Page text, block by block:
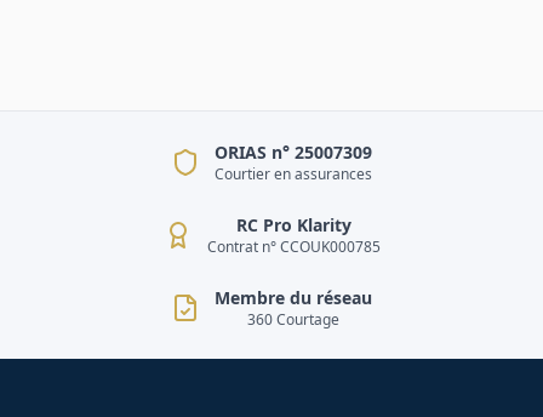
ORIAS n° 25007309
Courtier en assurances
RC Pro Klarity
Contrat n° CCOUK000785
Membre du réseau
360 Courtage